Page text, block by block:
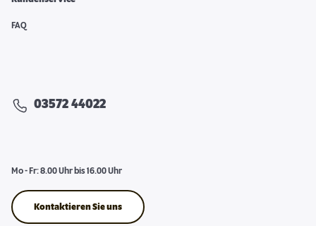
FAQ
03572 44022
Mo - Fr: 8.00 Uhr bis 16.00 Uhr
Kontaktieren Sie uns